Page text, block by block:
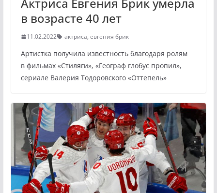
Актриса Евгения Брик умерла
в возрасте 40 лет
11.02.2022 актриса, евгения брик
Артистка получила известность благодаря ролям
в фильмах «Стиляги», «Географ глобус пропил»,
сериале Валерия Тодоровского «Оттепель»